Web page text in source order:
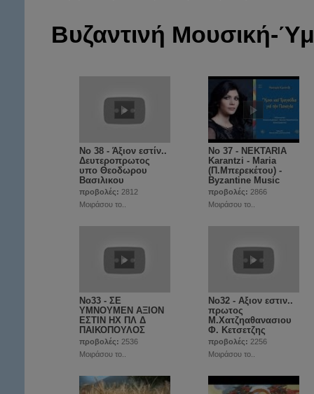
Βυζαντινή Μουσική-
No 38 - Άξιον εστίν..
Δευτεροπρωτος
υπο Θεοδωρου
Βασιλικου
προβολές: 2812
Μοιράσου το..
Νο 37 - NEKTARIA
Karantzi - Maria
(Π.Μπερεκέτου) -
Byzantine Music
προβολές: 2866
Μοιράσου το..
No33 - ΣΕ
ΥΜΝΟΥΜΕΝ ΑΞΙΟΝ
ΕΣΤΙΝ ΗΧ ΠΛ Δ
ΠΑΙΚΟΠΟΥΛΟΣ
προβολές: 2536
Μοιράσου το..
No32 - Αξιον εστιν..
πρωτος
Μ.Χατζηαθανασιου
Φ. Κετσετζης
προβολές: 2256
Μοιράσου το..